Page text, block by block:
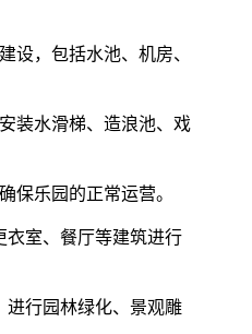
设，包括水池、机房、
装水滑梯、造浪池、戏
保乐园的正常运营。
衣室、餐厅等建筑进行
进行园林绿化、景观雕